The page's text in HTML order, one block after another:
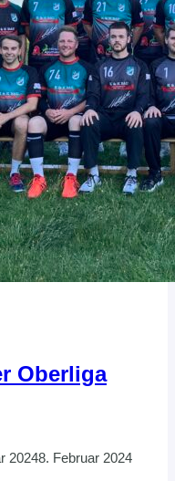
Oberliga
20248. Februar 2024